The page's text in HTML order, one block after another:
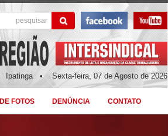
Ipatinga • Sexta-feira, 07 de Agosto de 2026
FOTOS DENÚNCIA CONTATO